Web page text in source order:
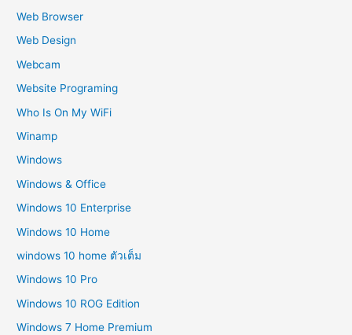
Web Browser
Web Design
Webcam
Website Programing
Who Is On My WiFi
Winamp
Windows
Windows & Office
Windows 10 Enterprise
Windows 10 Home
windows 10 home ตัวเต็ม
Windows 10 Pro
Windows 10 ROG Edition
Windows 7 Home Premium